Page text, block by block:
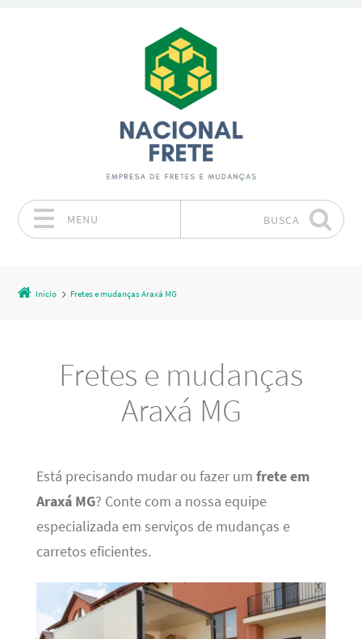
MENU BUSCA
Início Fretes e mudanças Araxá MG
Fretes e mudanças
Araxá MG
Está precisando mudar ou fazer um frete em
Araxá MG? Conte com a nossa equipe
especializada em serviços de mudanças e
carretos eficientes.